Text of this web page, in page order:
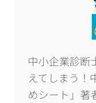
中小企業診断
えてしまう
めシート」著